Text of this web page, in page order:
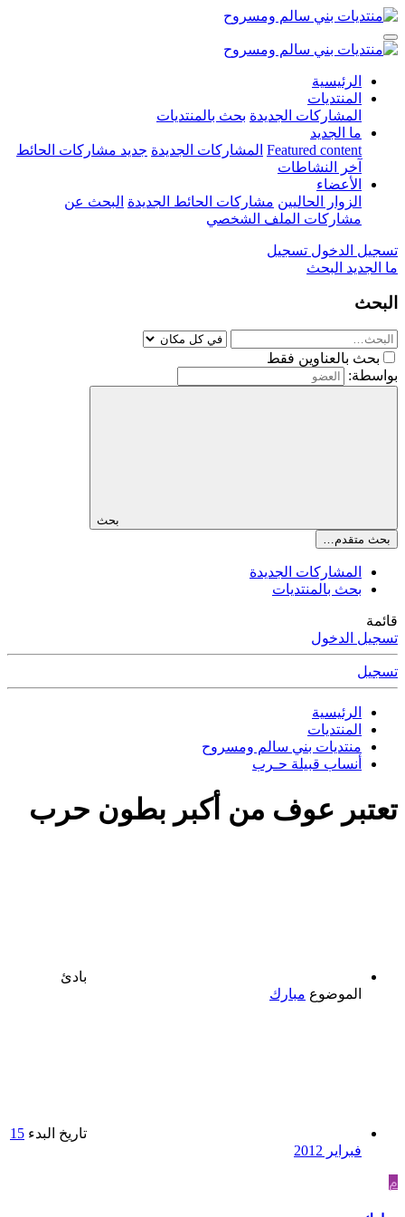
الرئيسية
المنتديات
المشاركات الجديدة بحث بالمنتديات
ما الجديد
Featured content المشاركات الجديدة جديد مشاركات الحائط
آخر النشاطات
الأعضاء
الزوار الحاليين مشاركات الحائط الجديدة البحث عن
مشاركات الملف الشخصي
تسجيل الدخول تسجيل
ما الجديد البحث
البحث
بحث بالعناوين فقط
بواسطة:
بحث
بحث متقدم…
المشاركات الجديدة
بحث بالمنتديات
قائمة
تسجيل الدخول
تسجيل
الرئيسية
المنتديات
منتديات بني سالم ومسروح
أنساب قبيلة حـرب
تعتبر عوف من أكبر بطون حرب
بادئ
الموضوع مبارك
تاريخ البدء 15
فبراير 2012
م